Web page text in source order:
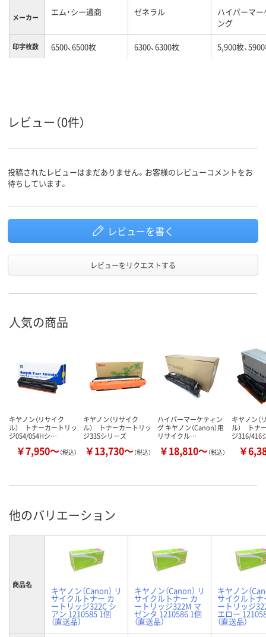
メーカー エム・シー通商 ゼネラル
ハイパーマ
ング
印字枚数 6500、6500枚 6300、6300枚 5,900枚、
対応メー
カー
キヤノン
レビュー（0件）
投稿されたレビューはまだありません。お客様のレビューコメントをお
待ちしています。
レビューを書く
レビューをリクエストする
人気の商品
キヤノン（リサイク
ル） トナーカートリッ
ジ054/054Hシ…
￥7,950～（税込）
キヤノン（リサイク
ル） トナーカートリッ
ジ335シリーズ
￥13,730～（税込）
ハイパーマーケティン
グ キヤノン（Canon）用
リサイクル…
￥18,810～（税込）
キヤノン（
ル） トナ
ジ316/416
￥
他のバリエーション
商品名
キヤノン（Canon） リ
サイクルトナー カ
ートリッジ322C シ
アン 1210585 1個
（直送品）
キヤノン（Canon） リ
サイクルトナー カ
ートリッジ322M マ
ゼンタ 1210586 1個
（直送品）
キヤノン（
サイクルトナ
ートリッジ
エロー
（直送品）